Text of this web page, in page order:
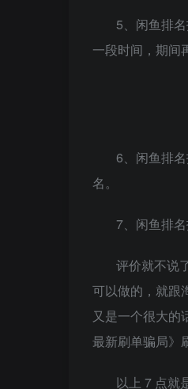
5、闲鱼排
一段时间，期间
6、闲鱼排
名。
7、闲鱼排
评价就不说
可以做的，就跟
又是一个很大的
最新刷单骗局》
以上 7 点就